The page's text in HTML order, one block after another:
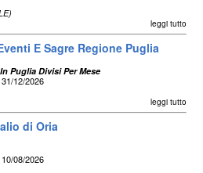
leggi tutto
E Sagre Regione Puglia
Puglia Divisi Per Mese
31/12/2026
leggi tutto
di Oria
10/08/2026